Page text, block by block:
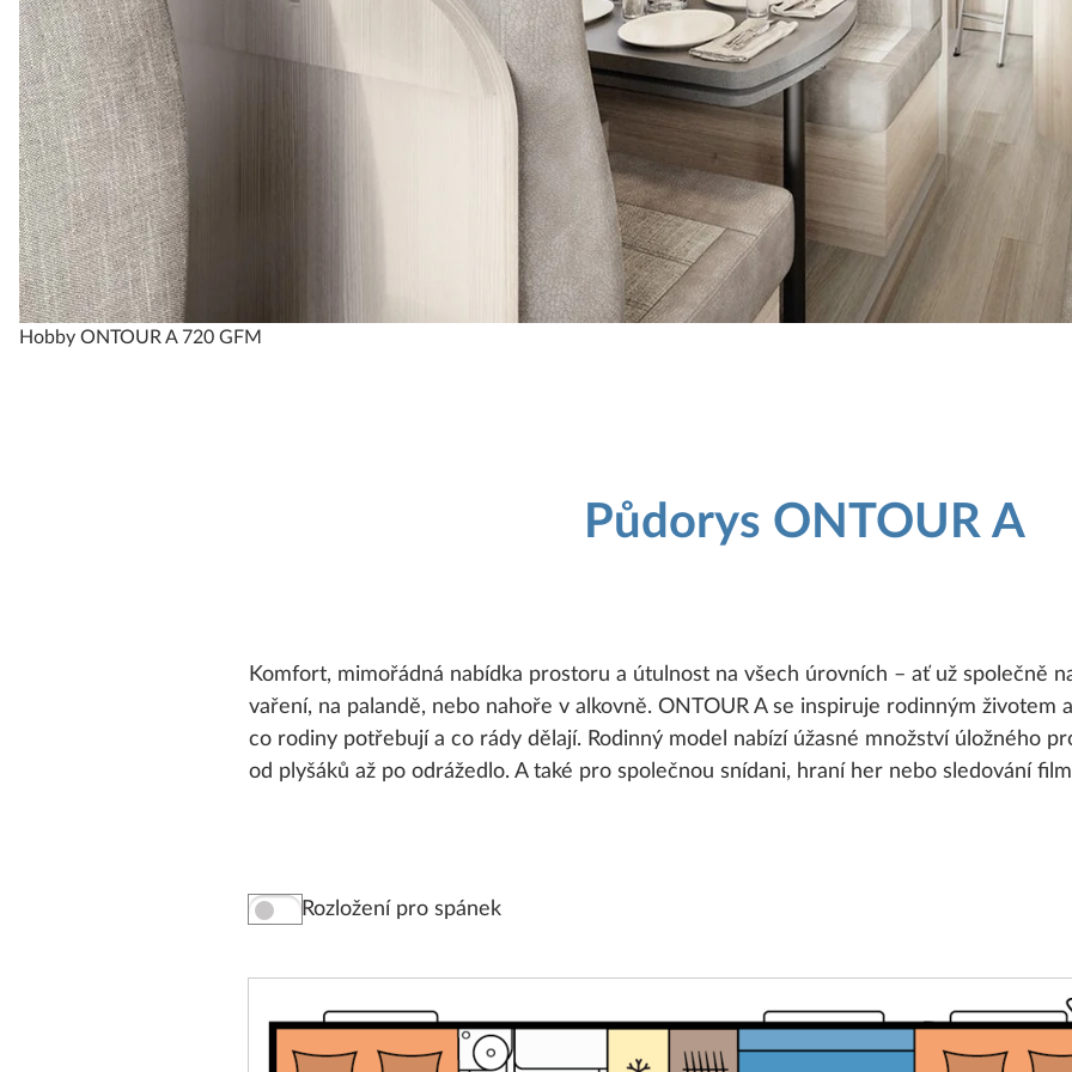
Hobby ONTOUR A 720 GFM
Půdorys ONTOUR A
Komfort, mimořádná nabídka prostoru a útulnost na všech úrovních – ať už společně
vaření, na palandě, nebo nahoře v alkovně. ONTOUR A se inspiruje rodinným životem
co rodiny potřebují a co rády dělají. Rodinný model nabízí úžasné množství úložného
od plyšáků až po odrážedlo. A také pro společnou snídani, hraní her nebo sledování
Rozložení pro spánek